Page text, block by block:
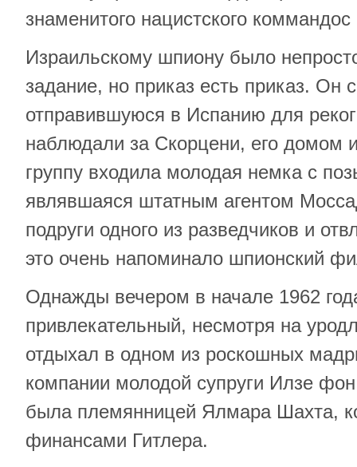
знаменитого нацистского
Израильскому шпиону было
задание, но приказ есть приказ. Он
отправившуюся в Испанию для
наблюдали за Скорцени, его домом
группу входила молодая немка с
являвшаяся штатным агентом
подруги одного из разведчиков и
это очень напоминало шпионский
Однажды вечером в начале 1962
привлекательный, несмотря на
отдыхал в одном из роскошных
компании молодой супруги Илзе
была племянницей Ялмара Шахта,
финансами Гитлера.